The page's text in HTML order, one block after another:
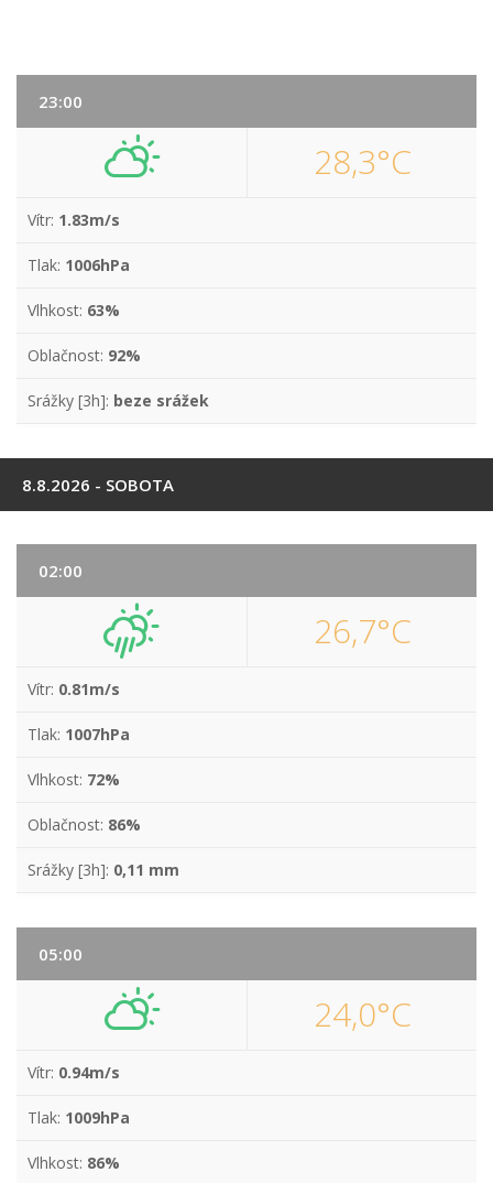
23:00
28,3°C
Vítr: 1.83m/s
Tlak: 1006hPa
Vlhkost: 63%
Oblačnost: 92%
Srážky [3h]: beze srážek
8.8.2026 - SOBOTA
02:00
26,7°C
Vítr: 0.81m/s
Tlak: 1007hPa
Vlhkost: 72%
Oblačnost: 86%
Srážky [3h]: 0,11 mm
05:00
24,0°C
Vítr: 0.94m/s
Tlak: 1009hPa
Vlhkost: 86%